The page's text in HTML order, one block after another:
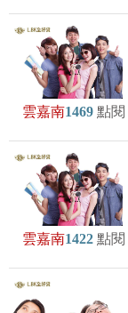
雲嘉南1469 點閱
雲嘉南1422 點閱